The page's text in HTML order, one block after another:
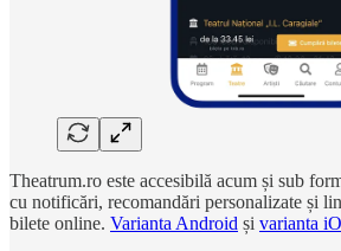
Theatrum.ro este accesibilă acum și sub
cu notificări, recomandări personalizate și
bilete online. Varianta Android și varianta